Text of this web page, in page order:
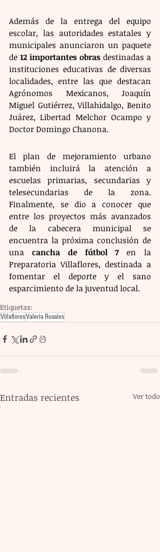
Además de la entrega del equipo
escolar, las autoridades estatales y
municipales anunciaron un paquete
de 12 importantes obras destinadas a
instituciones educativas de diversas
localidades, entre las que destacan
Agrónomos Mexicanos, Joaquín
Miguel Gutiérrez, Villahidalgo, Benito
Juárez, Libertad Melchor Ocampo y
Doctor Domingo Chanona.
El plan de mejoramiento urbano
también incluirá la atención a
escuelas primarias, secundarias y
telesecundarias de la zona.
Finalmente, se dio a conocer que
entre los proyectos más avanzados
de la cabecera municipal se
encuentra la próxima conclusión de
una cancha de fútbol 7 en la
Preparatoria Villaflores, destinada a
fomentar el deporte y el sano
esparcimiento de la juventud local.
Etiquetas:
VillafloresValeria Rosales
Entradas recientes Ver todo